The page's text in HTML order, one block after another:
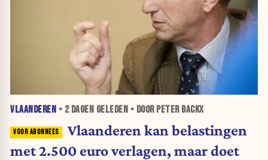
VLAANDEREN • 2 DAGEN GELEDEN • DOOR PETER BACKX
Vlaanderen kan belastingen
met 2.500 euro verlagen, maar doet